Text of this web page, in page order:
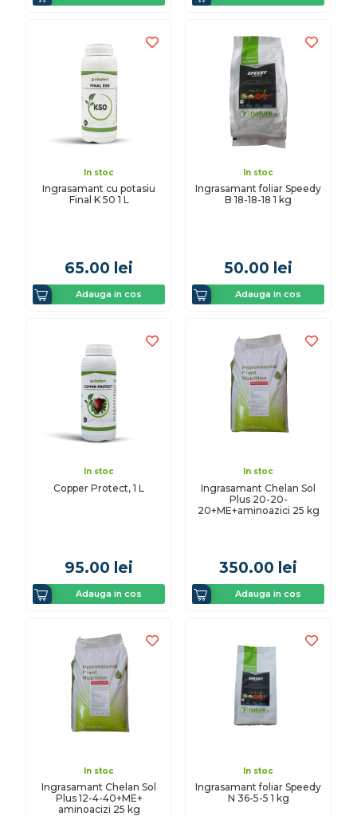
In stoc
Ingrasamant cu potasiu
Final K 50 1 L
65.00 lei
Adauga in cos
In stoc
Ingrasamant foliar Speedy
B 18-18-18 1 kg
50.00 lei
Adauga in cos
In stoc
Copper Protect, 1 L
95.00 lei
Adauga in cos
In stoc
Ingrasamant Chelan Sol
Plus 20-20-
20+ME+aminoazici 25 kg
350.00 lei
Adauga in cos
In stoc
Ingrasamant Chelan Sol
Plus 12-4-40+ME+
aminoacizi 25 kg
In stoc
Ingrasamant foliar Speedy
N 36-5-5 1 kg